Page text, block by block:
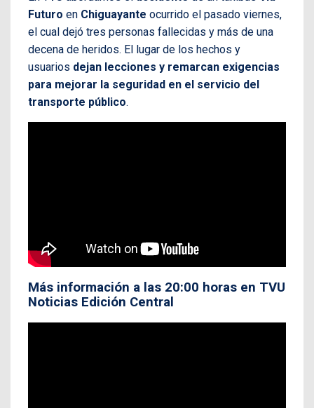
Futuro en Chiguayante ocurrido el pasado viernes,
el cual dejó tres personas fallecidas y más de una
decena de heridos. El lugar de los hechos y
usuarios dejan lecciones y remarcan exigencias
para mejorar la seguridad en el servicio del
transporte público.
Más información a las 20:00 horas en TVU
Noticias Edición Central